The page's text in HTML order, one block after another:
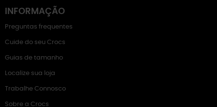
INFORMAÇÃO
Preguntas frequentes
Cuide do seu Crocs
Guias de tamanho
Localize sua loja
Trabalhe Connosco
Sobre a Crocs